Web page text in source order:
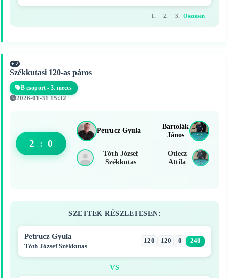
1. 2. 3. Összesen
Székkutasi 120-as páros
B csoport - 3. meccs
2026-01-31 15:32
Petrucz Gyula
Tóth József
Székkutas
2 : 0
Bartolák
János
Otlecz
Attila
SZETTEK RÉSZLETESEN:
Petrucz Gyula
Tóth József Székkutas
120 120 0 240
VS